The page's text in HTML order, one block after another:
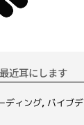
近耳にします
ディング, バイブデ